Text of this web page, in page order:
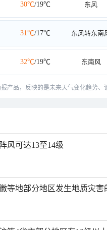
30℃/19℃ 东风
31℃/17℃ 东风转东南
32℃/19℃ 东南风
产品，反映的是未来天气变化趋势、
风可达13至14级
等地部分地区发生地质灾害